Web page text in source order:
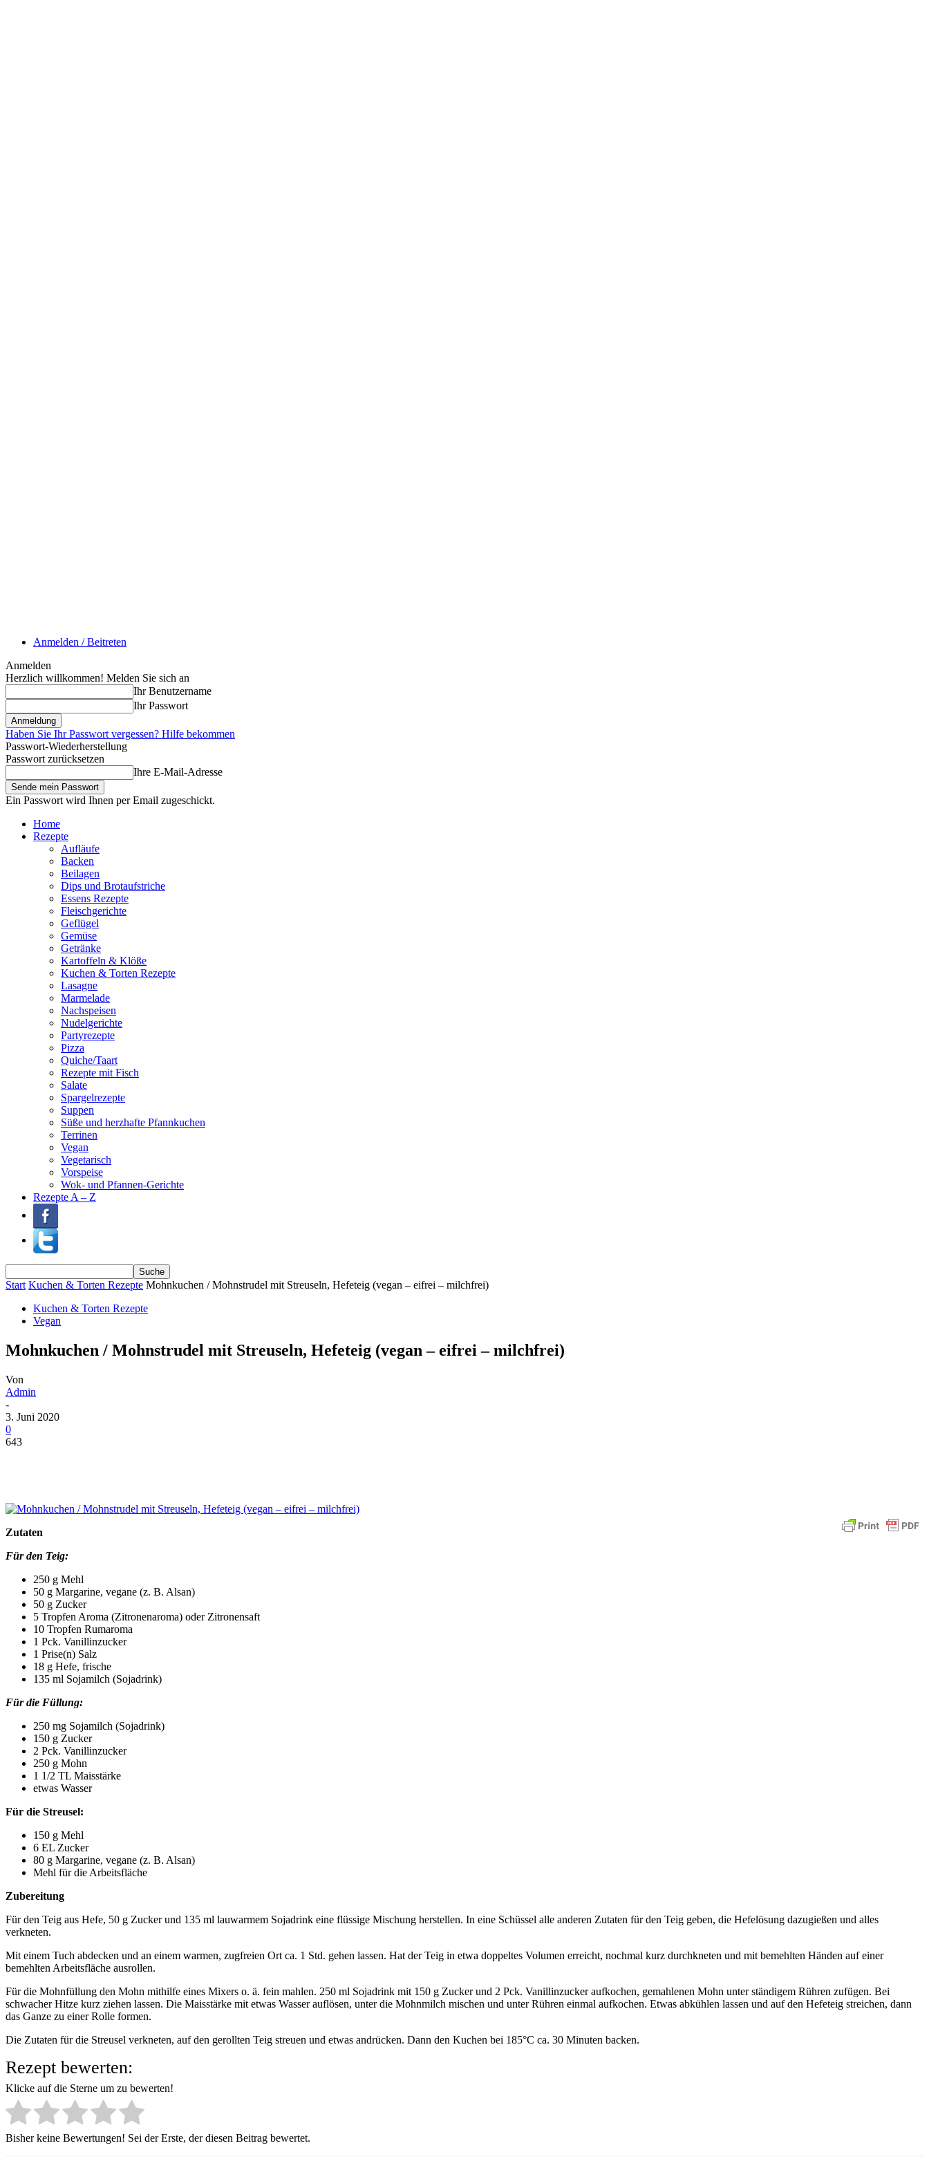
Anmelden / Beitreten
Anmelden
Herzlich willkommen! Melden Sie sich an
Ihr Benutzername
Ihr Passwort
Haben Sie Ihr Passwort vergessen? Hilfe bekommen
Passwort-Wiederherstellung
Passwort zurücksetzen
Ihre E-Mail-Adresse
Ein Passwort wird Ihnen per Email zugeschickt.
Home
Rezepte
Aufläufe
Backen
Beilagen
Dips und Brotaufstriche
Essens Rezepte
Fleischgerichte
Geflügel
Gemüse
Getränke
Kartoffeln & Klöße
Kuchen & Torten Rezepte
Lasagne
Marmelade
Nachspeisen
Nudelgerichte
Partyrezepte
Pizza
Quiche/Taart
Rezepte mit Fisch
Salate
Spargelrezepte
Suppen
Süße und herzhafte Pfannkuchen
Terrinen
Vegan
Vegetarisch
Vorspeise
Wok- und Pfannen-Gerichte
Rezepte A – Z
Start Kuchen & Torten Rezepte Mohnkuchen / Mohnstrudel mit Streuseln, Hefeteig (vegan – eifrei – milchfrei)
Kuchen & Torten Rezepte
Vegan
Mohnkuchen / Mohnstrudel mit Streuseln, Hefeteig (vegan – eifrei – milchfrei)
Von
Admin
-
3. Juni 2020
0
643
Zutaten
Für den Teig:
250 g Mehl
50 g Margarine, vegane (z. B. Alsan)
50 g Zucker
5 Tropfen Aroma (Zitronenaroma) oder Zitronensaft
10 Tropfen Rumaroma
1 Pck. Vanillinzucker
1 Prise(n) Salz
18 g Hefe, frische
135 ml Sojamilch (Sojadrink)
Für die Füllung:
250 mg Sojamilch (Sojadrink)
150 g Zucker
2 Pck. Vanillinzucker
250 g Mohn
1 1/2 TL Maisstärke
etwas Wasser
Für die Streusel:
150 g Mehl
6 EL Zucker
80 g Margarine, vegane (z. B. Alsan)
Mehl für die Arbeitsfläche
Zubereitung
Für den Teig aus Hefe, 50 g Zucker und 135 ml lauwarmem Sojadrink eine flüssige Mischung herstellen. In eine Schüssel alle anderen Zutaten für den Teig geben, die Hefelösung dazugießen und alles
verkneten.
Mit einem Tuch abdecken und an einem warmen, zugfreien Ort ca. 1 Std. gehen lassen. Hat der Teig in etwa doppeltes Volumen erreicht, nochmal kurz durchkneten und mit bemehlten Händen auf einer
bemehlten Arbeitsfläche ausrollen.
Für die Mohnfüllung den Mohn mithilfe eines Mixers o. ä. fein mahlen. 250 ml Sojadrink mit 150 g Zucker und 2 Pck. Vanillinzucker aufkochen, gemahlenen Mohn unter ständigem Rühren zufügen. Bei
schwacher Hitze kurz ziehen lassen. Die Maisstärke mit etwas Wasser auflösen, unter die Mohnmilch mischen und unter Rühren einmal aufkochen. Etwas abkühlen lassen und auf den Hefeteig streichen, dann
das Ganze zu einer Rolle formen.
Die Zutaten für die Streusel verkneten, auf den gerollten Teig streuen und etwas andrücken. Dann den Kuchen bei 185°C ca. 30 Minuten backen.
Rezept bewerten:
Klicke auf die Sterne um zu bewerten!
Bisher keine Bewertungen! Sei der Erste, der diesen Beitrag bewertet.